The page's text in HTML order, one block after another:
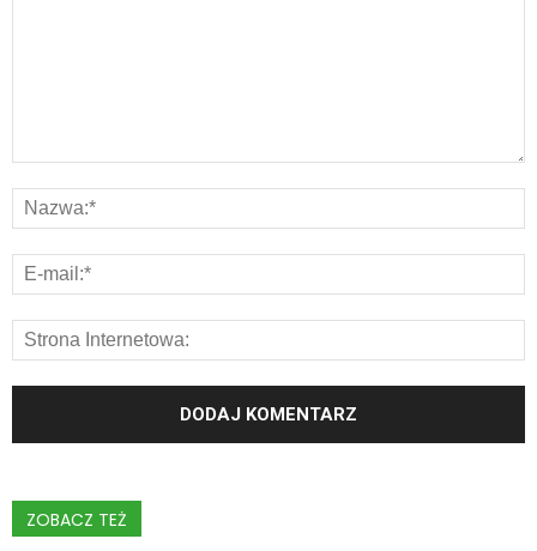
ZOBACZ TEŻ